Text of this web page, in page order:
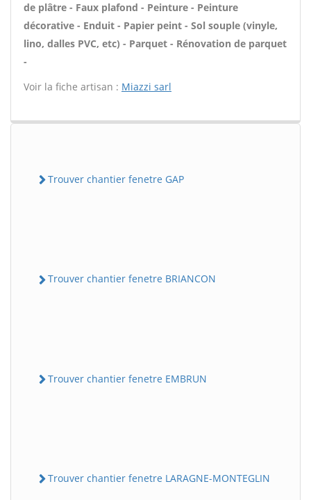
de plâtre - Faux plafond - Peinture - Peinture
décorative - Enduit - Papier peint - Sol souple (vinyle,
lino, dalles PVC, etc) - Parquet - Rénovation de parquet
-
Voir la fiche artisan : Miazzi sarl
Trouver chantier fenetre GAP
Trouver chantier fenetre BRIANCON
Trouver chantier fenetre EMBRUN
Trouver chantier fenetre LARAGNE-MONTEGLIN